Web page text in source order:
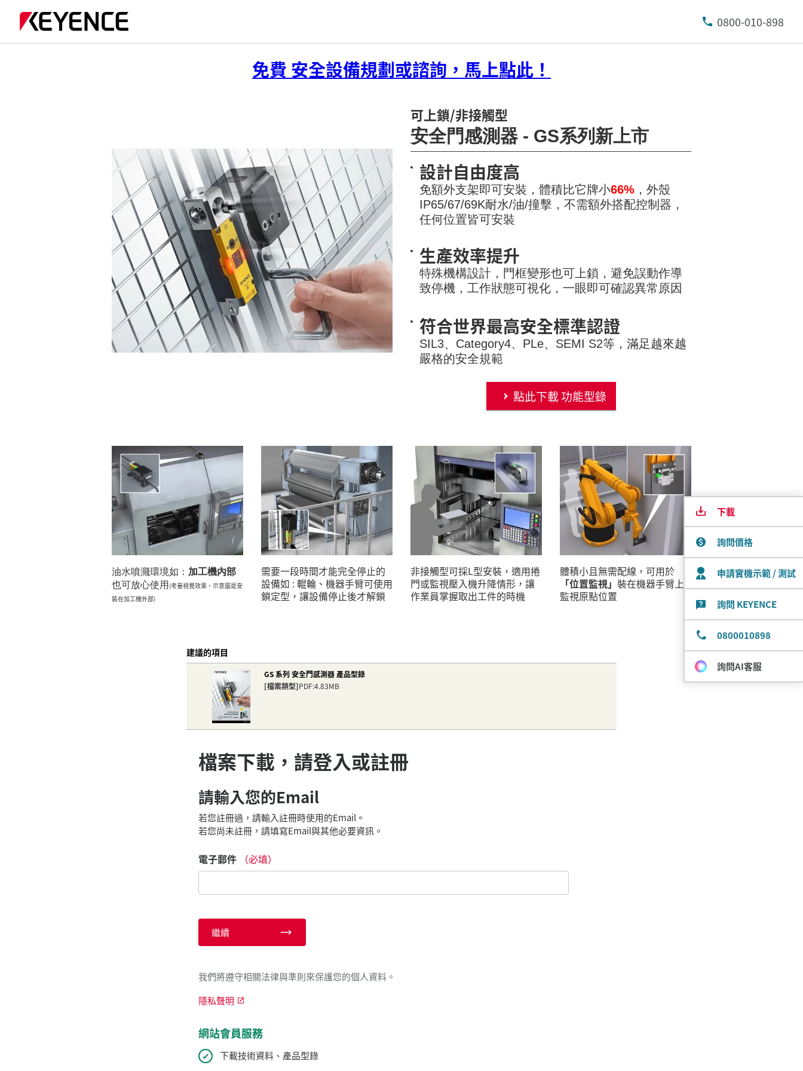
0800-010-898
免費 安全設備規劃或諮詢，馬上點此！
可上鎖/非接觸型
安全門感測器 - GS系列新上市
設計自由度高
免額外支架即可安裝，體積比它牌小66% ，外殼
IP65/67/69K耐水/油/撞擊，不需額外搭配控制器，
任何位置皆可安裝
生產效率提升
特殊機構設計，門框變形也可上鎖，避免誤動作導
致停機，工作狀態可視化，一眼即可確認異常原因
符合世界最高安全標準認證
SIL3、Category4、PLe、SEMI S2等，滿足越來越
嚴格的安全規範
點此下載 功能型錄
油水噴濺環境如： 加工機內部
也可放心使用 (考量視覺效果，示意圖是安
裝在加工機外部)
需要一段時間才能完全停止的
設備如 : 輥輪、機器手臂可使用
鎖定型，讓設備停止後才解鎖
非接觸型可採L型安裝，適用捲
門或監視壓入機升降情形，讓
作業員掌握取出工件的時機
體積小且無需配線，可用於
「位置監視」 裝在機器手臂上
監視原點位置
建議的項目
GS 系列 安全門感測器 產品型錄
[檔案類型]PDF:4.83MB
檔案下載，請登入或註冊
請輸入您的Email
若您註冊過，請輸入註冊時使用的Email。
若您尚未註冊，請填寫Email與其他必要資訊。
電子郵件 （必填）
繼續
我們將遵守相關法律與準則來保護您的個人資料。
隱私聲明
網站會員服務
下載技術資料、產品型錄
下載
詢問價格
申請實機示範 / 測試
詢問 KEYENCE
0800010898
詢問AI客服